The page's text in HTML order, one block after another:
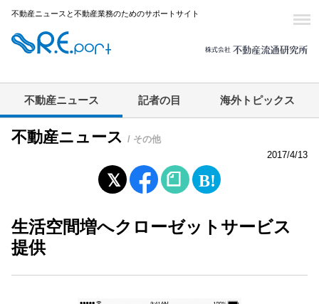
不動産ニュースと不動産業務のためのサポートサイト
不動産ニュース 記者の目 海外トピックス
不動産ニュース / その他
2017/4/13
生活空間増へクローゼットサービス
提供